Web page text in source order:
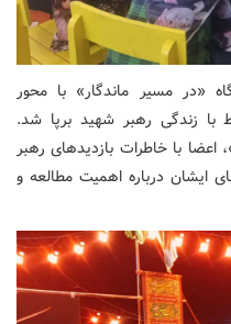
«در مسیر ماندگار» با محور
با زندگی رهبر شهید برپا شد.
با خاطرات بازدیدهای رهبر
ایشان درباره اهمیت مطالعه و